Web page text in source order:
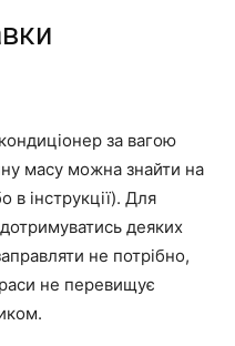
за вагою
масу можна знайти на
в інструкції). Для
деяких
не потрібно,
не перевищує